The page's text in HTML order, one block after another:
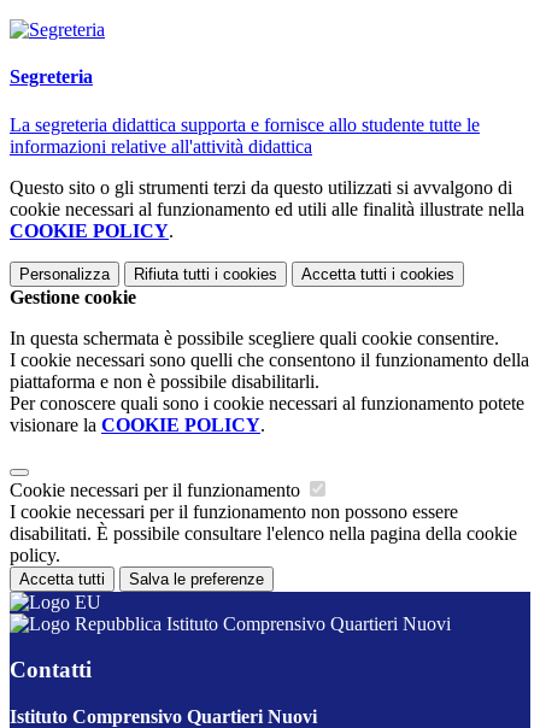
Segreteria
La segreteria didattica supporta e fornisce allo studente tutte le
informazioni relative all'attività didattica
Questo sito o gli strumenti terzi da questo utilizzati si avvalgono di
cookie necessari al funzionamento ed utili alle finalità illustrate nella
COOKIE POLICY.
Personalizza Rifiuta tutti i cookies Accetta tutti i cookies
Gestione cookie
In questa schermata è possibile scegliere quali cookie consentire.
I cookie necessari sono quelli che consentono il funzionamento della
piattaforma e non è possibile disabilitarli.
Per conoscere quali sono i cookie necessari al funzionamento potete
visionare la COOKIE POLICY.
Cookie necessari per il funzionamento
I cookie necessari per il funzionamento non possono essere
disabilitati. È possibile consultare l'elenco nella pagina della cookie
policy.
Accetta tutti Salva le preferenze
Istituto Comprensivo Quartieri Nuovi
Contatti
Istituto Comprensivo Quartieri Nuovi